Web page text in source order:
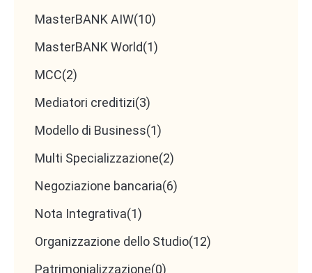
MasterBANK AIW(10)
MasterBANK World(1)
MCC(2)
Mediatori creditizi(3)
Modello di Business(1)
Multi Specializzazione(2)
Negoziazione bancaria(6)
Nota Integrativa(1)
Organizzazione dello Studio(12)
Patrimonializzazione(0)